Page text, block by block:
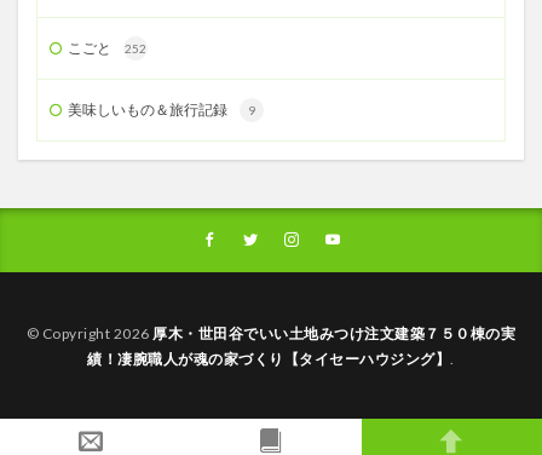
こごと 252
美味しいもの＆旅行記録 9
© Copyright 2026 厚木・世田谷でいい土地みつけ注文建築７５０棟の実
績！凄腕職人が魂の家づくり【タイセーハウジング】